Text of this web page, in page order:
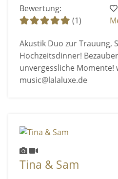
Bewertung:
(1)
Akustik Duo zur Trauung,
Hochzeitsdinner!
unvergessliche Momente!
music@lalaluxe.de
Tina & Sam